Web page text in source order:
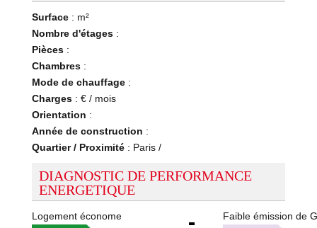
Surface: m²
Nombre d'étages:
Pièces:
Chambres:
Mode de chauffage:
Charges: € / mois
Orientation :
Année de construction :
Quartier / Proximité: Paris /
DIAGNOSTIC DE PERFORMANCE
ENERGETIQUE
Logement économe Faible émission de